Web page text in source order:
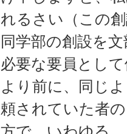
れるさい（この
同学部の創設を
必要な要員とし
より前に、同じ
頼されていた者